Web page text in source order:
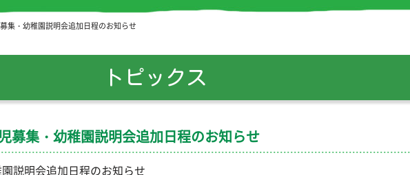
集・幼稚園説明会追加日程のお知らせ
トピックス
募集・幼稚園説明会追加日程のお知らせ
説明会追加日程のお知らせ